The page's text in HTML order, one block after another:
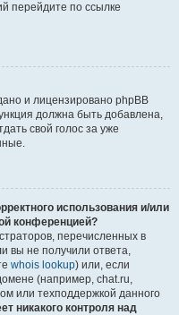
перейдите по ссылке
и лицензировано phpBB
должна быть добавлена,
свой голос за уже
использования и/или
конференцией?
перечисленных в
вы не получили ответа,
whois lookup) или, если
(например, chat.ru,
или техподдержкой данного
никакого контроля над